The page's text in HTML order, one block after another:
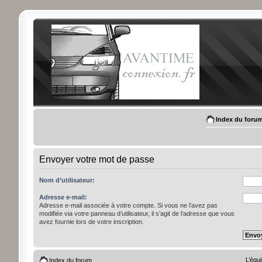
Index du
Envoyer votre mot de passe
Nom d’utilisateur:
Adresse e-mail:
Adresse e-mail associée à votre compte. Si vous ne l’avez pas
modifiée via votre panneau d’utilisateur, il s’agit de l’adresse que vous
avez fournie lors de votre inscription.
Index du forum